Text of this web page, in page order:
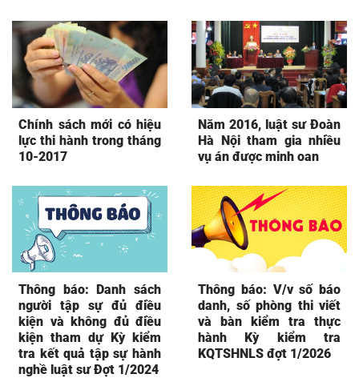
Chính sách mới có hiệu
lực thi hành trong tháng
10-2017
Năm 2016, luật sư Đoàn
Hà Nội tham gia nhiều
vụ án được minh oan
Thông báo: Danh sách
người tập sự đủ điều
kiện và không đủ điều
kiện tham dự Kỳ kiểm
tra kết quả tập sự hành
nghề luật sư Đợt 1/2024
Thông báo: V/v số báo
danh, số phòng thi viết
và bàn kiểm tra thực
hành Kỳ kiểm tra
KQTSHNLS đợt 1/2026